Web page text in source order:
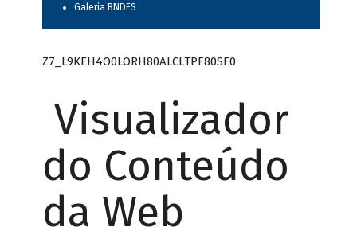
Galeria BNDES
Z7_L9KEH4O0LORH80ALCLTPF80SE0
Visualizador
do Conteúdo
da Web